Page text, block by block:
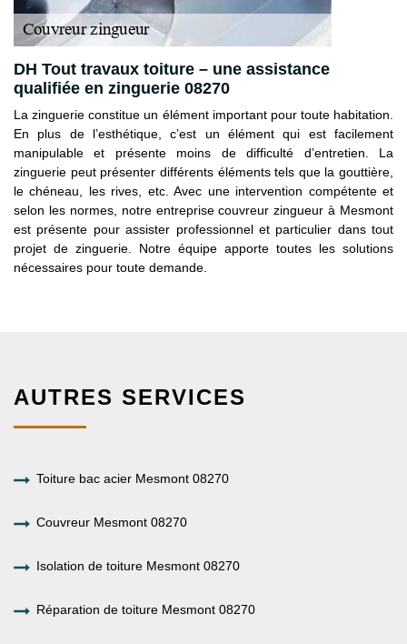
DH Tout travaux toiture – une assistance
qualifiée en zinguerie 08270
La zinguerie constitue un élément important pour toute habitation.
En plus de l’esthétique, c’est un élément qui est facilement
manipulable et présente moins de difficulté d’entretien. La
zinguerie peut présenter différents éléments tels que la gouttière,
le chéneau, les rives, etc. Avec une intervention compétente et
selon les normes, notre entreprise couvreur zingueur à Mesmont
est présente pour assister professionnel et particulier dans tout
projet de zinguerie. Notre équipe apporte toutes les solutions
nécessaires pour toute demande.
AUTRES SERVICES
Toiture bac acier Mesmont 08270
Couvreur Mesmont 08270
Isolation de toiture Mesmont 08270
Réparation de toiture Mesmont 08270